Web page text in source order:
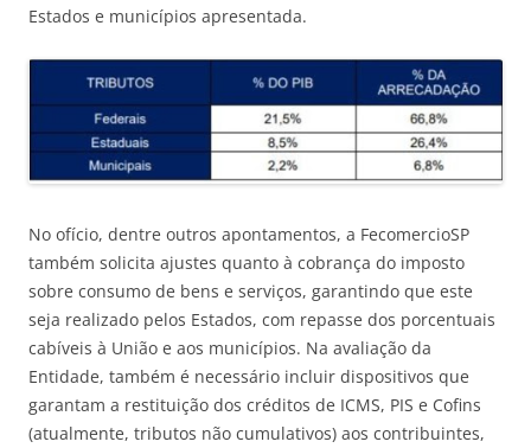
Estados e municípios apresentada.
No ofício, dentre outros apontamentos, a FecomercioSP
também solicita ajustes quanto à cobrança do imposto
sobre consumo de bens e serviços, garantindo que este
seja realizado pelos Estados, com repasse dos porcentuais
cabíveis à União e aos municípios. Na avaliação da
Entidade, também é necessário incluir dispositivos que
garantam a restituição dos créditos de ICMS, PIS e Cofins
(atualmente, tributos não cumulativos) aos contribuintes,